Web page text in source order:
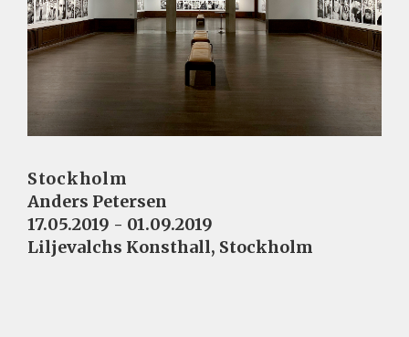
Stockholm
Anders Petersen
17.05.2019 - 01.09.2019
Liljevalchs Konsthall, Stockholm